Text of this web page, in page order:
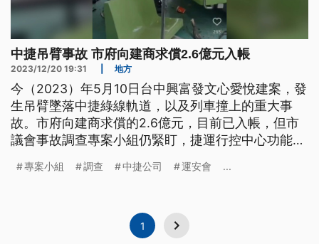
中捷吊臂事故 市府向建商求償2.6億元入帳
2023/12/20 19:31 地方
今（2023）年5月10日台中興富發文心愛悅建案，發
生吊臂墜落中捷綠線軌道，以及列車撞上的重大事
故。市府向建商求償的2.6億元，目前已入帳，但市
議會事故調查專案小組仍緊盯，捷運行控中心功能不
查結果辦理。
專案小組 調查 中捷公司 運安會 ...
1